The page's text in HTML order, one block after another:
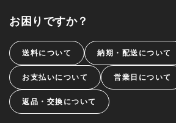
お困りですか？
送料について 納期・配送について
お支払いについて 営業日について
返品・交換について